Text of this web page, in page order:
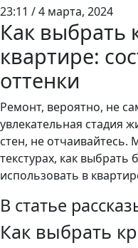
23:11 / 4 марта, 2024
Как выбрать
квартире:
оттенки
Ремонт, вероятно, не
увлекательная стадия
стен, не
текстурах, как
использовать в
В статье
Как выбрать